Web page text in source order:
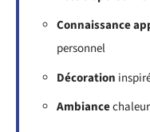
Connaissance
personnel
Décoration
Ambiance